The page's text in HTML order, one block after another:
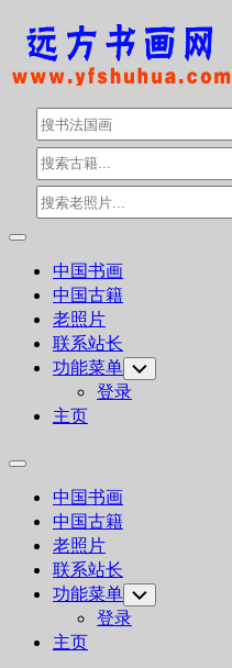
Skip
content
Expand
中国书画
中国古籍
老照片
联系站长
功能菜单 Toggle
Child
Menu
登录
主页
Expand
中国书画
中国古籍
老照片
联系站长
功能菜单 Toggle
Child
Menu
登录
主页